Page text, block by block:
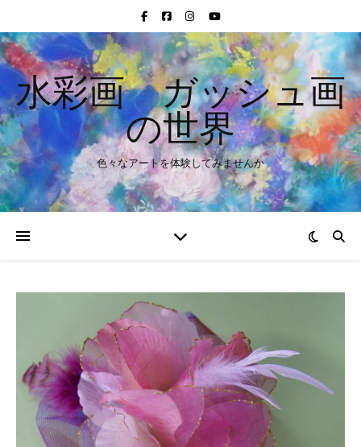
水彩画 ガッシュ画
の世界
色々なアートを体験してみませんか